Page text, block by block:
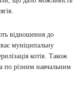
відношення до
муніципальну
котів. Також
по різним навчальним